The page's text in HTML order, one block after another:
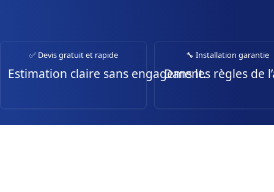
✅ Devis gratuit et rapide
Estimation claire sans engagement.
🔧 Installation garantie
Dans les règles de